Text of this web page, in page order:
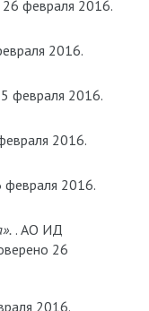
февраля 2016.
2016.
февраля 2016.
2016.
2016.
. АО ИД
26
2016.